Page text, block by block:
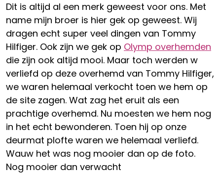
Dit is altijd al een merk geweest voor ons. Met
name mijn broer is hier gek op geweest. Wij
dragen echt super veel dingen van Tommy
Hilfiger. Ook zijn we gek op Olymp overhemden
die zijn ook altijd mooi. Maar toch werden w
verliefd op deze overhemd van Tommy Hilfiger,
we waren helemaal verkocht toen we hem op
de site zagen. Wat zag het eruit als een
prachtige overhemd. Nu moesten we hem nog
in het echt bewonderen. Toen hij op onze
deurmat plofte waren we helemaal verliefd.
Wauw het was nog mooier dan op de foto.
Nog mooier dan verwacht